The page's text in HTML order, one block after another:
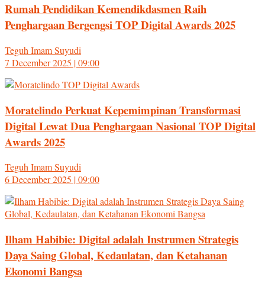
Rumah Pendidikan Kemendikdasmen Raih
Penghargaan Bergengsi TOP Digital Awards 2025
Teguh Imam Suyudi
7 December 2025 | 09:00
Moratelindo Perkuat Kepemimpinan Transformasi
Digital Lewat Dua Penghargaan Nasional TOP Digital
Awards 2025
Teguh Imam Suyudi
6 December 2025 | 09:00
Ilham Habibie: Digital adalah Instrumen Strategis
Daya Saing Global, Kedaulatan, dan Ketahanan
Ekonomi Bangsa